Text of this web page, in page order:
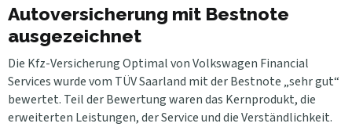
Autoversicherung mit Bestnote
ausgezeichnet
Die Kfz-Versicherung Optimal von Volkswagen Financial
Services wurde vom TÜV Saarland mit der Bestnote „sehr gut“
bewertet. Teil der Bewertung waren das Kernprodukt, die
erweiterten Leistungen, der Service und die Verständlichkeit.